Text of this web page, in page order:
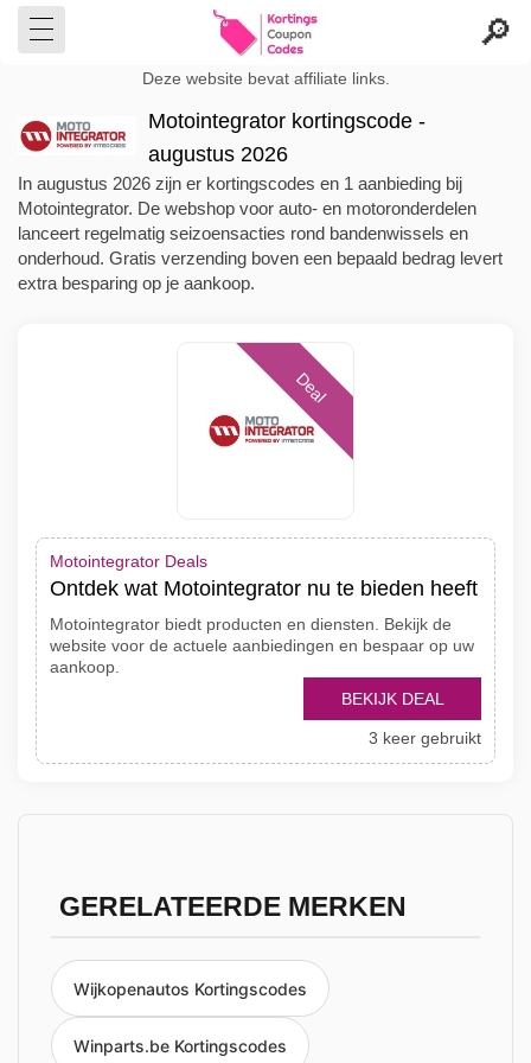
Deze website bevat affiliate links.
Motointegrator kortingscode -
augustus 2026
In augustus 2026 zijn er kortingscodes en 1 aanbieding bij
Motointegrator. De webshop voor auto- en motoronderdelen
lanceert regelmatig seizoensacties rond bandenwissels en
onderhoud. Gratis verzending boven een bepaald bedrag levert
extra besparing op je aankoop.
Deal
Motointegrator Deals
Ontdek wat Motointegrator nu te bieden heeft
Motointegrator biedt producten en diensten. Bekijk de
website voor de actuele aanbiedingen en bespaar op uw
aankoop.
BEKIJK DEAL
3 keer gebruikt
GERELATEERDE MERKEN
Wijkopenautos Kortingscodes
Winparts.be Kortingscodes